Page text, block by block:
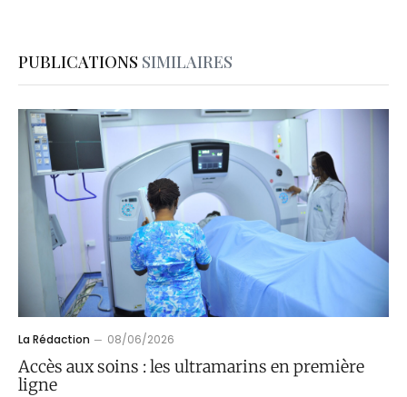
PUBLICATIONS SIMILAIRES
La Rédaction 08/06/2026
Accès aux soins : les ultramarins en première
ligne